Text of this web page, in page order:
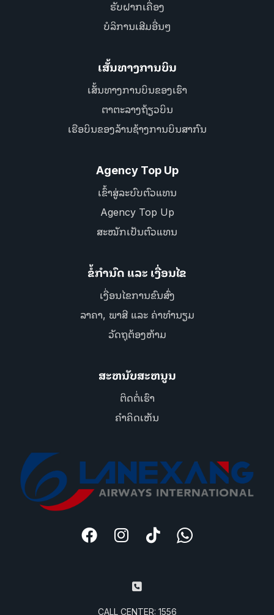
ຮັບຝາກເຄື່ອງ
ບໍລິການເສີມອື່ນໆ
ເສັ້ນທາງການບິນ
ເສັ້ນທາງການບິນຂອງເຮົາ
ຕາຕະລາງຖ້ຽວບິນ
ເຮືອບິນຂອງລ້ານຊ້າງການບິນສາກົນ
Agency Top Up
ເຂົ້າສູ່ລະບົບຕົວແທນ
Agency Top Up
ສະໝັກເປັນຕົວແທນ
ຂໍ້ກຳນົດ ແລະ ເງື່ອນໄຂ
ເງື່ອນໄຂການຂົນສົ່ງ
ລາຄາ, ພາສີ ແລະ ຄ່າທຳນຽມ
ວັດຖຸຕ້ອງຫ້າມ
ສະຫນັບສະຫນູນ
ຕິດຕໍ່ເຮົາ
ຄຳຄິດເຫັນ
CALL CENTER: 1556